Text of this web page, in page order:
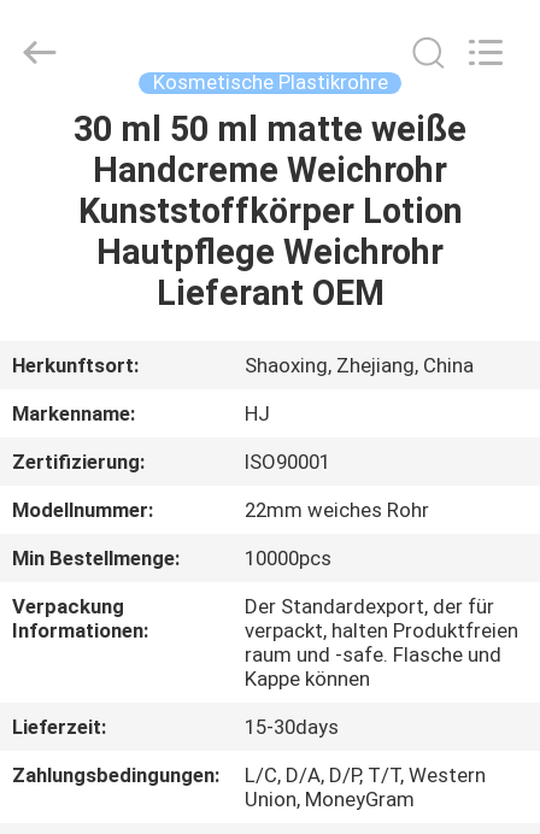
HAUS
PRODUKTE
FABRIK-
QUALITÄTSKONTROLLE
TRETEN
SIE
UNS
IN
VERBINDUNG
Plastic
Kosmetische Plastikrohre
30 ml 50 ml matte weiße
Handcreme Weichrohr
Kunststoffkörper Lotion
Hautpflege Weichrohr
Lieferant OEM
Herkunftsort:
Shaoxing, Zhejiang, China
Markenname:
HJ
Zertifizierung:
ISO90001
Modellnummer:
22mm weiches Rohr
Min Bestellmenge:
10000pcs
Verpackung
Informationen:
Der Standardexport, der für
verpackt, halten Produktfreien
raum und -safe. Flasche und
Kappe können
Lieferzeit:
15-30days
Zahlungsbedingungen:
L/C, D/A, D/P, T/T, Western
Union, MoneyGram